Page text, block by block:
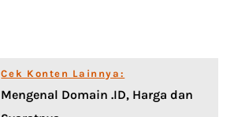
Cek Konten Lainnya:
Mengenal Domain .ID, Harga dan